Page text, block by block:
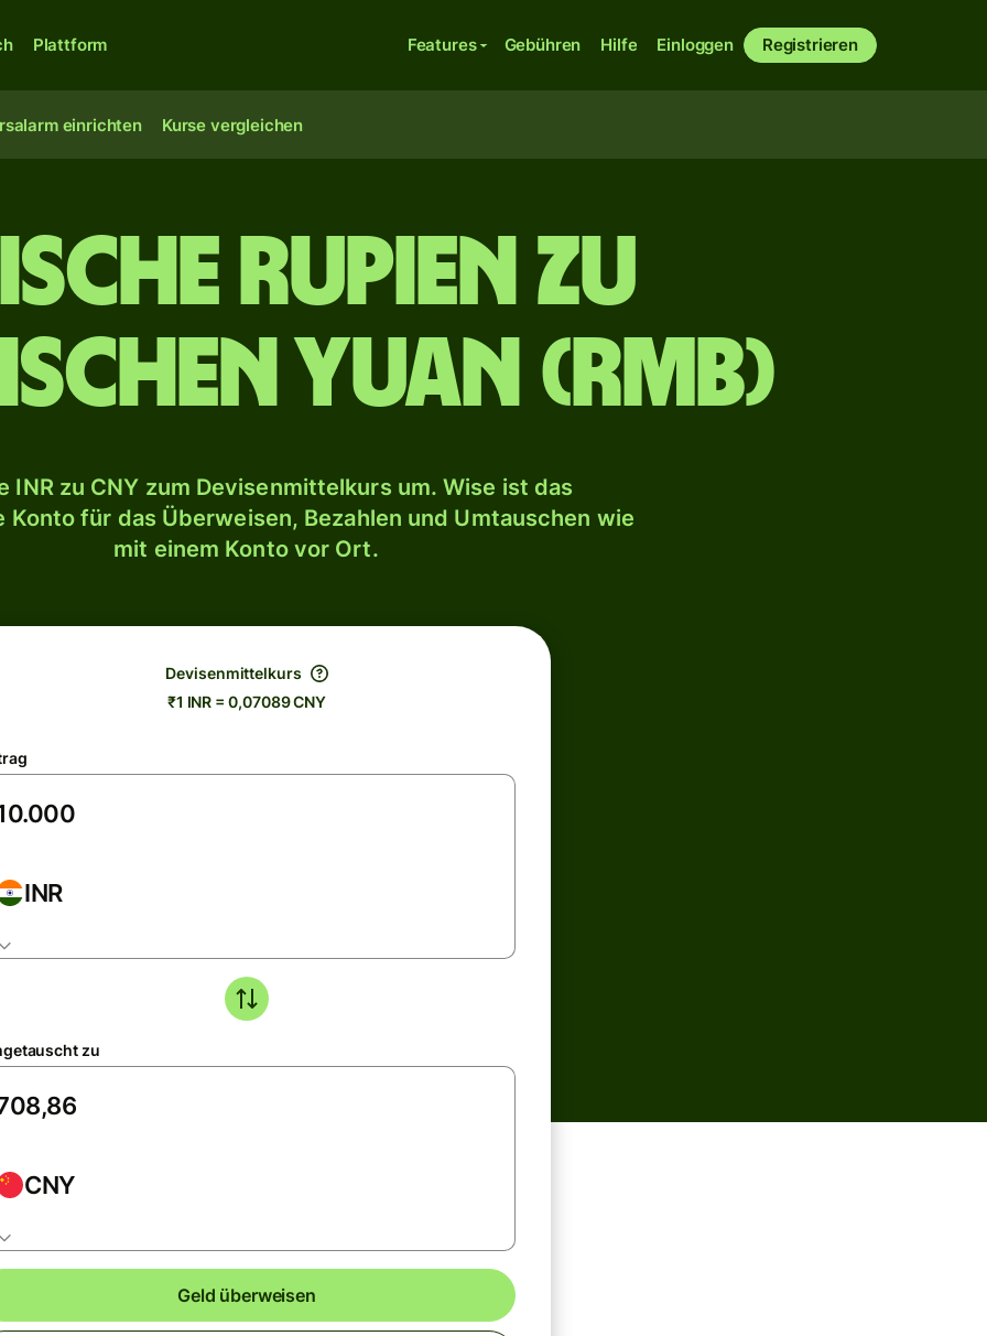
Plattform Features Gebühren Hilfe Einloggen Registrieren
einrichten Kurse vergleichen
Rupien zu
Yuan (RMB)
INR zu CNY zum Devisenmittelkurs um. Wise ist das
Konto für das Überweisen, Bezahlen und Umtauschen wie
mit einem Konto vor Ort.
Devisenmittelkurs
₹1 INR = 0,07089 CNY
INR
zu
CNY
Geld überweisen